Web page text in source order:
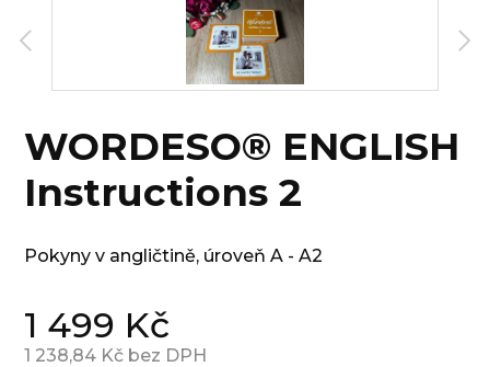
WORDESO® ENGLISH
Instructions 2
Pokyny v angličtině, úroveň A - A2
1 499 Kč
1 238,84 Kč bez DPH